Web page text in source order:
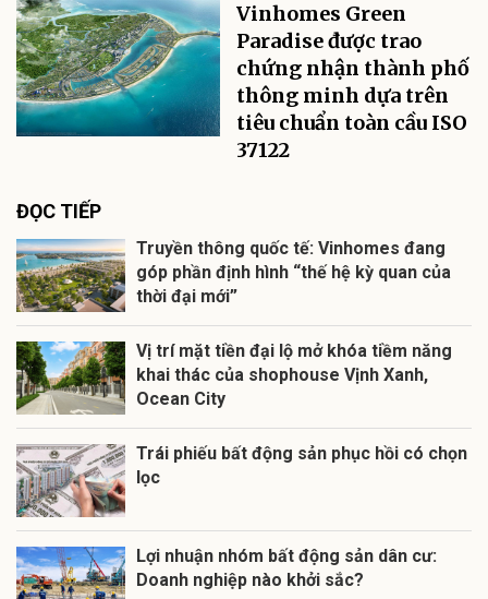
Vinhomes Green
Paradise được trao
chứng nhận thành phố
thông minh dựa trên
tiêu chuẩn toàn cầu ISO
37122
ĐỌC TIẾP
Truyền thông quốc tế: Vinhomes đang
góp phần định hình “thế hệ kỳ quan của
thời đại mới”
Vị trí mặt tiền đại lộ mở khóa tiềm năng
khai thác của shophouse Vịnh Xanh,
Ocean City
Trái phiếu bất động sản phục hồi có chọn
lọc
Lợi nhuận nhóm bất động sản dân cư:
Doanh nghiệp nào khởi sắc?